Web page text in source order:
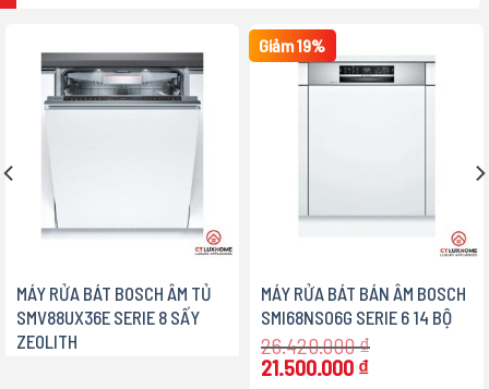
MÁY RỬA BÁT BOSCH ÂM TỦ
SMV88UX36E SERIE 8 SẤY
ZEOLITH
Giảm 19%
MÁY RỬA BÁT BÁN ÂM BOSCH
SMI68NS06G SERIE 6 14 BỘ
26.420.000₫
Giá
21.500.000 ₫Giá